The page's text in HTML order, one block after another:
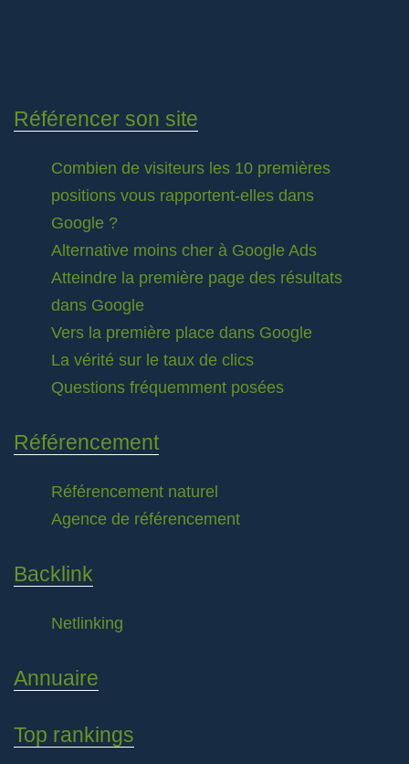
Référencer son site
Combien de visiteurs les 10 premières
positions vous rapportent-elles dans
Google ?
Alternative moins cher à Google Ads
Atteindre la première page des résultats
dans Google
Vers la première place dans Google
La vérité sur le taux de clics
Questions fréquemment posées
Référencement
Référencement naturel
Agence de référencement
Backlink
Netlinking
Annuaire
Top rankings